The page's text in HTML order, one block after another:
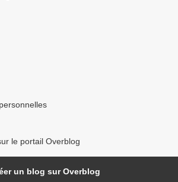
le portail Overblog
un blog sur Overblog